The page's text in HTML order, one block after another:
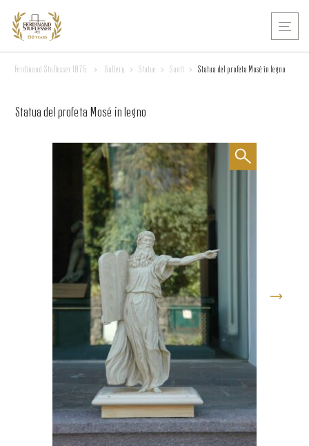
Ferdinand Stuflesser 1875 > Gallery > Statue > Santi > Statua del profeta Mosé in legno
Statua del profeta Mosé in legno